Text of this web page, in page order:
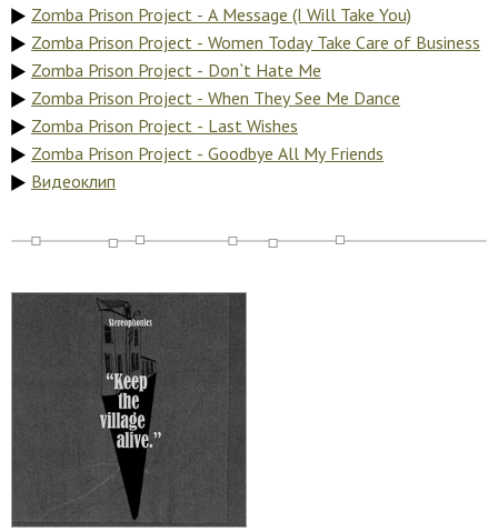
Zomba Prison Project - A Message (I Will Take You)
Zomba Prison Project - Women Today Take Care of Business
Zomba Prison Project - Don`t Hate Me
Zomba Prison Project - When They See Me Dance
Zomba Prison Project - Last Wishes
Zomba Prison Project - Goodbye All My Friends
Видеоклип